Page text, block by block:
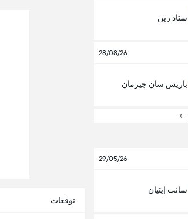
ستاد رين
28/08/26
باريس سان جيرمان
29/05/26
سانت إيتيان
توقعات